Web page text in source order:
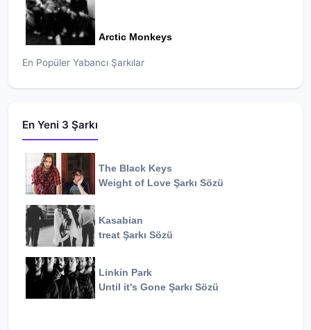
Arctic Monkeys
En Popüler Yabancı Şarkılar
En Yeni 3 Şarkı
The Black Keys
Weight of Love Şarkı Sözü
Kasabian
treat Şarkı Sözü
Linkin Park
Until it's Gone Şarkı Sözü